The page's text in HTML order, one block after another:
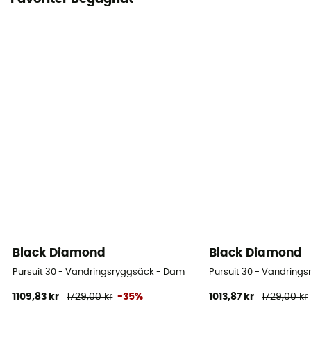
Black Diamond
Pursuit 30 - Vandringsryggsäck - Dam
1109,83 kr 1729,00 kr -35%
Black Diamond
Pursuit 30 -
1013,87 kr 1729,00 kr